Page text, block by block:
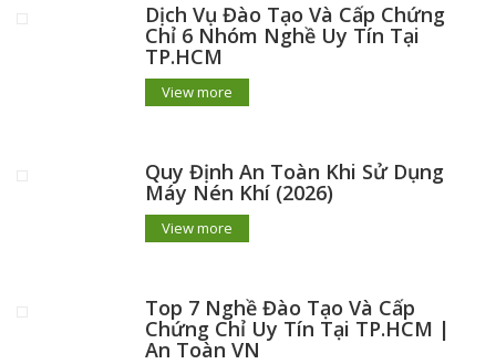
Dịch Vụ Đào Tạo Và Cấp Chứng
Chỉ 6 Nhóm Nghề Uy Tín Tại
TP.HCM
View more
Quy Định An Toàn Khi Sử Dụng
Máy Nén Khí (2026)
View more
Top 7 Nghề Đào Tạo Và Cấp
Chứng Chỉ Uy Tín Tại TP.HCM |
An Toàn VN